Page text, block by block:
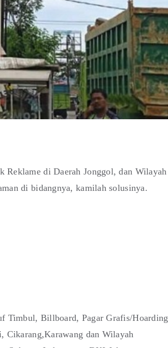
Reklame di Daerah Jonggol, dan Wilayah
di bidangnya, kamilah solusinya.
Timbul, Billboard, Pagar Grafis/Hoarding
Cikarang,Karawang dan Wilayah